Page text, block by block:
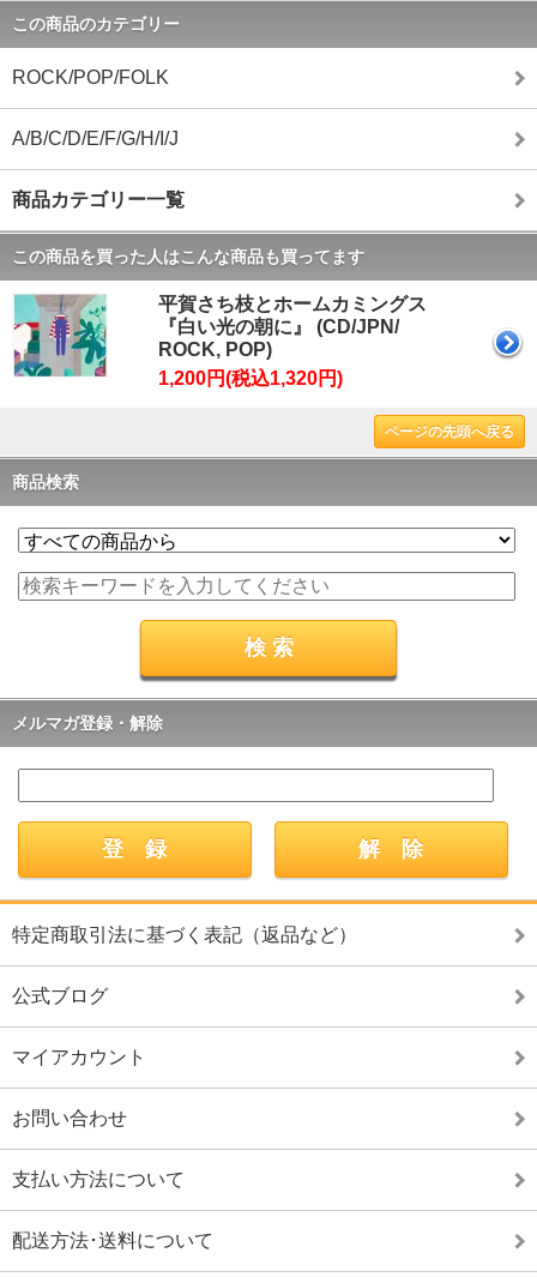
この商品のカテゴリー
ROCK/POP/FOLK
A/B/C/D/E/F/G/H/I/J
商品カテゴリー一覧
この商品を買った人はこんな商品も買ってます
平賀さち枝とホームカミングス
『白い光の朝に』 (CD/JPN/
ROCK, POP)
1,200円(税込1,320円)
ページの先頭へ戻る
商品検索
メルマガ登録・解除
特定商取引法に基づく表記（返品など）
公式ブログ
マイアカウント
お問い合わせ
支払い方法について
配送方法･送料について